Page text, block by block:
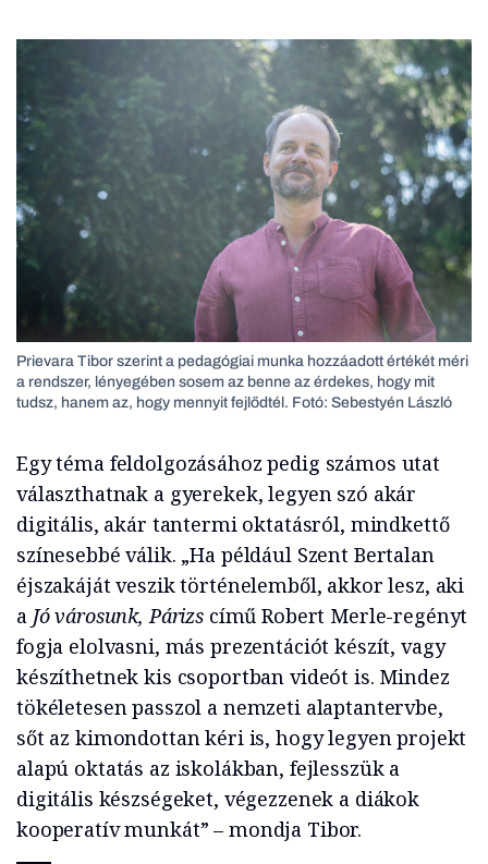
Prievara Tibor szerint a pedagógiai munka hozzáadott értékét méri
a rendszer, lényegében sosem az benne az érdekes, hogy mit
tudsz, hanem az, hogy mennyit fejlődtél. Fotó: Sebestyén László
Egy téma feldolgozásához pedig számos utat
választhatnak a gyerekek, legyen szó akár
digitális, akár tantermi oktatásról, mindkettő
színesebbé válik. „Ha például Szent Bertalan
éjszakáját veszik történelemből, akkor lesz, aki
a Jó városunk, Párizscímű Robert Merle-regényt
fogja elolvasni, más prezentációt készít, vagy
készíthetnek kis csoportban videót is. Mindez
tökéletesen passzol a nemzeti alaptantervbe,
sőt az kimondottan kéri is, hogy legyen projekt
alapú oktatás az iskolákban, fejlesszük a
digitális készségeket, végezzenek a diákok
kooperatív munkát” – mondja Tibor.